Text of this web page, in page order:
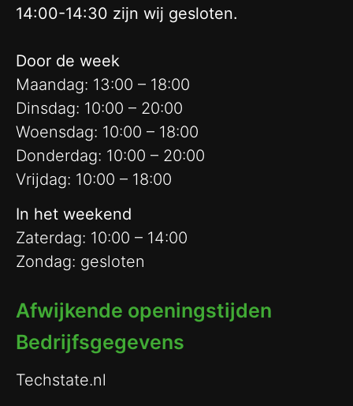
14:00-14:30 zijn wij gesloten.
Door de week
Maandag: 13:00 – 18:00
Dinsdag: 10:00 – 20:00
Woensdag: 10:00 – 18:00
Donderdag: 10:00 – 20:00
Vrijdag: 10:00 – 18:00
In het weekend
Zaterdag: 10:00 – 14:00
Zondag: gesloten
Afwijkende openingstijden
Bedrijfsgegevens
Techstate.nl